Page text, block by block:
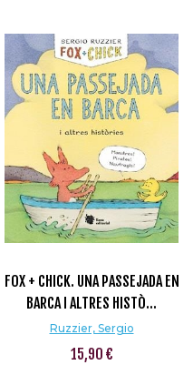
FOX + CHICK. UNA PASSEJADA EN
BARCA I ALTRES HISTÒ...
Ruzzier, Sergio
15,90 €